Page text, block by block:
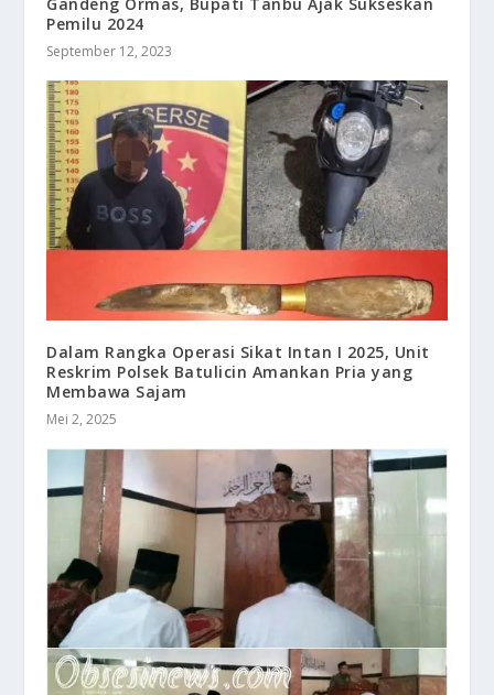
Pemilu 2024
September 12, 2023
Dalam Rangka Operasi Sikat Intan I 2025, Unit
Reskrim Polsek Batulicin Amankan Pria yang
Membawa Sajam
Mei 2, 2025